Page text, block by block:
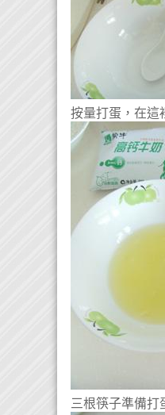
按量打蛋，在這
三根筷子準備打